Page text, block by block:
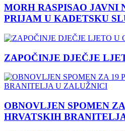
MORH RASPISAO JAVNI
PRIJAM U KADETSKU
ZAPOČINJE DJEČJE
OBNOVLJEN SPOMEN
HRVATSKIH